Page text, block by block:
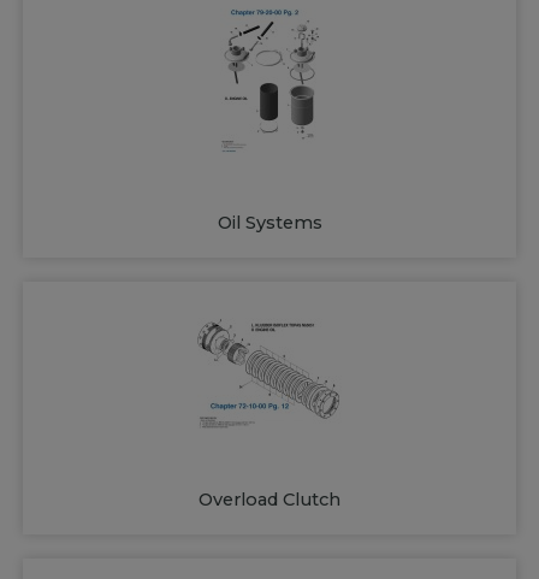
Oil Systems
Overload Clutch